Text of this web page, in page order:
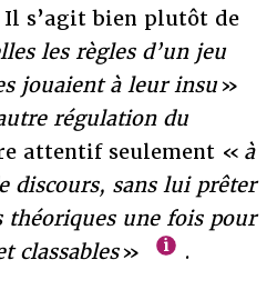
s’agit bien plutôt de
les règles d’un jeu
jouaient à leur insu»
régulation du
attentif seulement « à
discours, sans lui prêter
théoriques une fois pour
classables» .